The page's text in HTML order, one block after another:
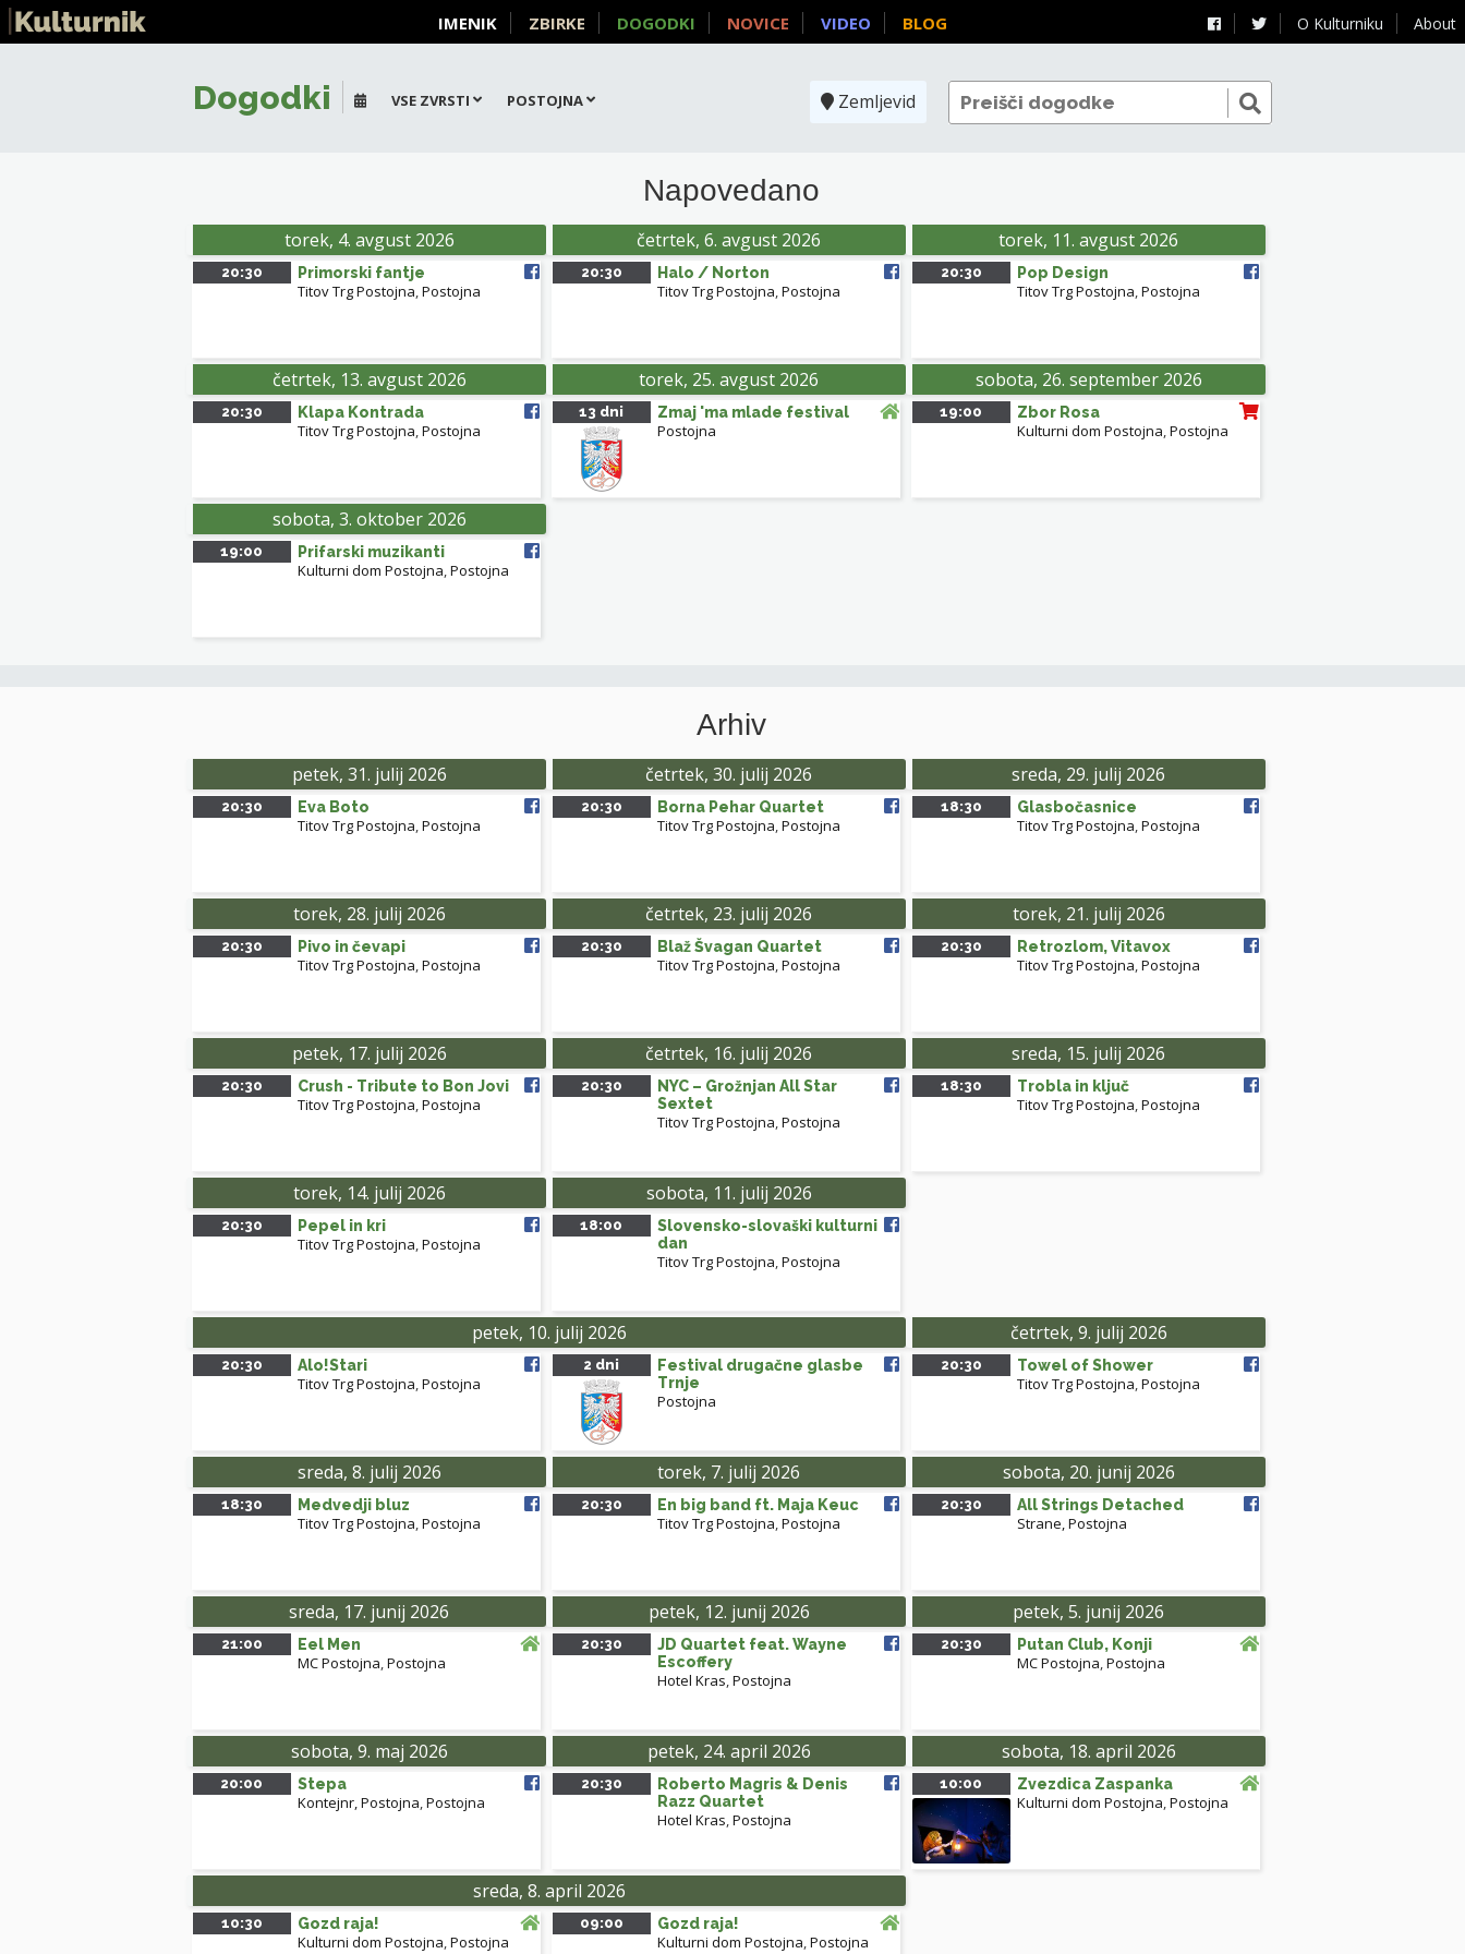
O Kulturniku About
IMENIK ZBIRKE DOGODKI NOVICE VIDEO BLOG
Dogodki Zemljevid
VSE ZVRSTI POSTOJNA
MC POSTOJNA
HOTEL KRAS
Napovedano
torek, 4. avgust 2026
20:30 Primorski fantje
Titov Trg Postojna,Postojna
četrtek, 6. avgust 2026
20:30 Halo / Norton
Titov Trg Postojna,Postojna
torek, 11. avgust 2026
20:30 Pop Design
Titov Trg Postojna,Postojna
četrtek, 13. avgust 2026
20:30 Klapa Kontrada
Titov Trg Postojna,Postojna
torek, 25. avgust 2026
13 dni Zmaj 'ma mlade festival
Postojna
sobota, 26. september 2026
19:00 Zbor Rosa
Kulturni dom Postojna,Postojna
sobota, 3. oktober 2026
19:00 Prifarski muzikanti
Kulturni dom Postojna,Postojna
Arhiv
petek, 31. julij 2026
20:30 Eva Boto
Titov Trg Postojna,Postojna
četrtek, 30. julij 2026
20:30 Borna Pehar Quartet
Titov Trg Postojna,Postojna
sreda, 29. julij 2026
18:30 Glasbočasnice
Titov Trg Postojna,Postojna
torek, 28. julij 2026
20:30 Pivo in čevapi
Titov Trg Postojna,Postojna
četrtek, 23. julij 2026
20:30 Blaž Švagan Quartet
Titov Trg Postojna,Postojna
torek, 21. julij 2026
20:30 Retrozlom, Vitavox
Titov Trg Postojna,Postojna
petek, 17. julij 2026
20:30 Crush - Tribute to Bon Jovi
Titov Trg Postojna,Postojna
četrtek, 16. julij 2026
20:30
NYC – Grožnjan All Star
Sextet
Titov Trg Postojna,Postojna
sreda, 15. julij 2026
18:30 Trobla in ključ
Titov Trg Postojna,Postojna
torek, 14. julij 2026
20:30 Pepel in kri
Titov Trg Postojna,Postojna
sobota, 11. julij 2026
18:00
Slovensko-slovaški kulturni
dan
Titov Trg Postojna,Postojna
petek, 10. julij 2026
20:30 Alo!Stari
Titov Trg Postojna,Postojna
2 dni
Festival drugačne glasbe
Trnje
Postojna
četrtek, 9. julij 2026
20:30 Towel of Shower
Titov Trg Postojna,Postojna
sreda, 8. julij 2026
18:30 Medvedji bluz
Titov Trg Postojna,Postojna
torek, 7. julij 2026
20:30 En big band ft. Maja Keuc
Titov Trg Postojna,Postojna
sobota, 20. junij 2026
20:30 All Strings Detached
Strane, Postojna
sreda, 17. junij 2026
21:00 Eel Men
MC Postojna,Postojna
petek, 12. junij 2026
20:30
JD Quartet feat. Wayne
Escoffery
Hotel Kras,Postojna
petek, 5. junij 2026
20:30 Putan Club, Konji
MC Postojna,Postojna
sobota, 9. maj 2026
20:00 Stepa
Kontejnr, Postojna,Postojna
petek, 24. april 2026
20:30
Roberto Magris & Denis
Razz Quartet
Hotel Kras,Postojna
sobota, 18. april 2026
10:00 Zvezdica Zaspanka
Kulturni dom Postojna,Postojna
sreda, 8. april 2026
10:30 Gozd raja!
Kulturni dom Postojna,Postojna
09:00 Gozd raja!
Kulturni dom Postojna,Postojna